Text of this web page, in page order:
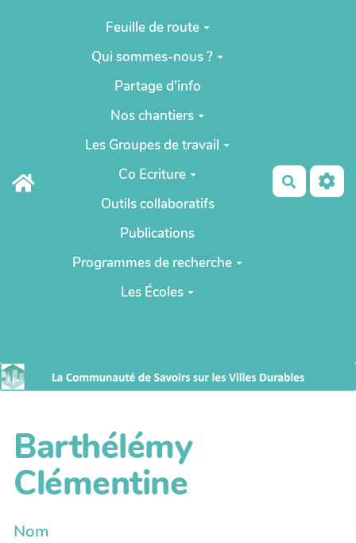
Aller au contenu principal
Feuille de route
Qui sommes-nous ?
Partage d'info
Nos chantiers
Les Groupes de travail
Co Ecriture
Outils collaboratifs
Publications
Programmes de recherche
Les Écoles
Barthélémy
Clémentine
Nom